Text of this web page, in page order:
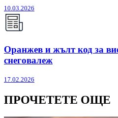
10.03.2026
Оранжев и жълт код за
снеговалеж
17.02.2026
ПРОЧЕТЕТЕ ОЩЕ